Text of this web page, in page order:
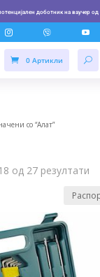
доботник на ваучер од
  
0 Артикли
со “Алат”
од 27 резултати